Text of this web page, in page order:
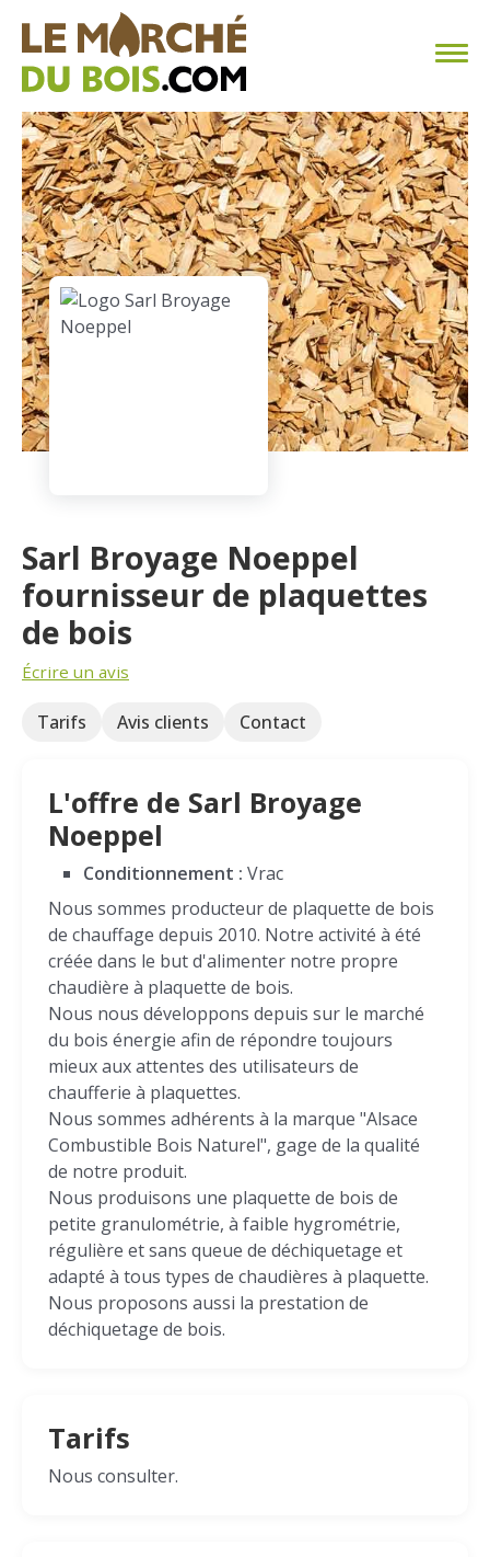
CHAUFFAGE AU BOIS
FAQ
CALCULER SA CONSOMMATION
TROUVER SON FOURNISSEUR
BLOG
ESPACE PRO
Sarl Broyage Noeppel
fournisseur de plaquettes
de bois
Écrire un avis
Tarifs Avis clients Contact
L'offre de Sarl Broyage
Noeppel
Conditionnement : Vrac
Nous sommes producteur de plaquette de bois
de chauffage depuis 2010. Notre activité à été
créée dans le but d'alimenter notre propre
chaudière à plaquette de bois.
Nous nous développons depuis sur le marché
du bois énergie afin de répondre toujours
mieux aux attentes des utilisateurs de
chaufferie à plaquettes.
Nous sommes adhérents à la marque "Alsace
Combustible Bois Naturel", gage de la qualité
de notre produit.
Nous produisons une plaquette de bois de
petite granulométrie, à faible hygrométrie,
régulière et sans queue de déchiquetage et
adapté à tous types de chaudières à plaquette.
Nous proposons aussi la prestation de
déchiquetage de bois.
Tarifs
Nous consulter.